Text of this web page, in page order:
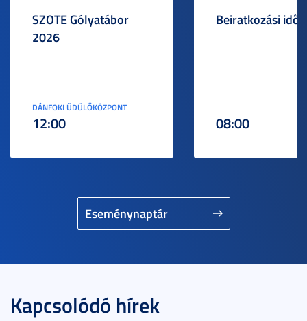
Eseménynaptár
SZOTE Gólyatábor
2026
DÁNFOKI ÜDÜLŐKÖZPONT
12:00
Beiratkozási
08:00
Kapcsolódó hírek